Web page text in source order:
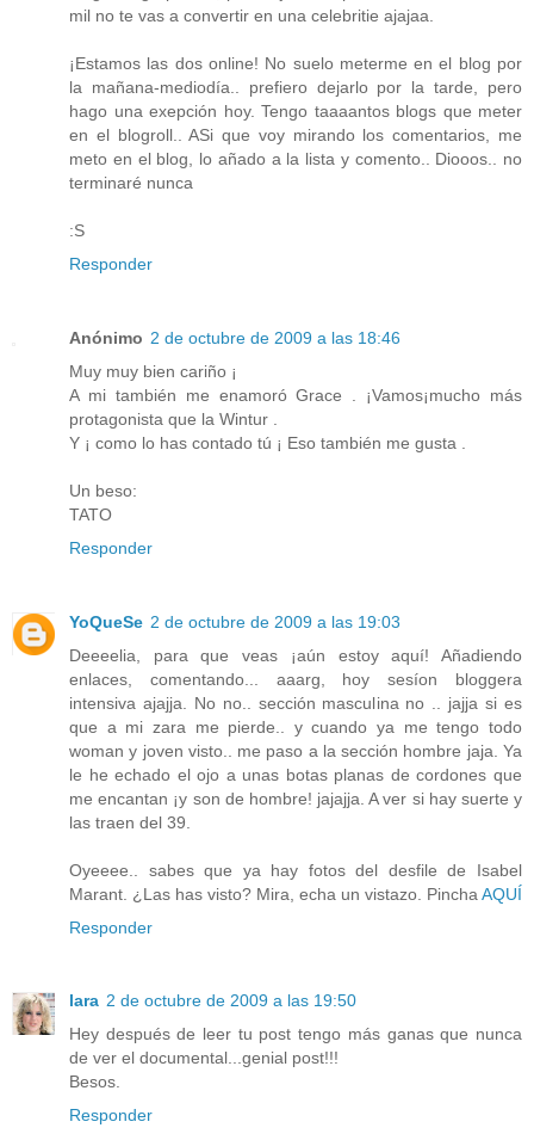
mil no te vas a convertir en una celebritie ajajaa.
¡Estamos las dos online! No suelo meterme en el blog por
la mañana-mediodía.. prefiero dejarlo por la tarde, pero
hago una exepción hoy. Tengo taaaantos blogs que meter
en el blogroll.. ASi que voy mirando los comentarios, me
meto en el blog, lo añado a la lista y comento.. Diooos.. no
terminaré nunca
:S
Responder
Anónimo 2 de octubre de 2009 a las 18:46
Muy muy bien cariño ¡
A mi también me enamoró Grace . ¡Vamos¡mucho más
protagonista que la Wintur .
Y ¡ como lo has contado tú ¡ Eso también me gusta .
Un beso:
TATO
Responder
YoQueSe 2 de octubre de 2009 a las 19:03
Deeeelia, para que veas ¡aún estoy aquí! Añadiendo
enlaces, comentando... aaarg, hoy sesíon bloggera
intensiva ajajja. No no.. sección masculina no .. jajja si es
que a mi zara me pierde.. y cuando ya me tengo todo
woman y joven visto.. me paso a la sección hombre jaja. Ya
le he echado el ojo a unas botas planas de cordones que
me encantan ¡y son de hombre! jajajja. A ver si hay suerte y
las traen del 39.
Oyeeee.. sabes que ya hay fotos del desfile de Isabel
Marant. ¿Las has visto? Mira, echa un vistazo. Pincha AQUÍ
Responder
lara 2 de octubre de 2009 a las 19:50
Hey después de leer tu post tengo más ganas que nunca
de ver el documental...genial post!!!
Besos.
Responder